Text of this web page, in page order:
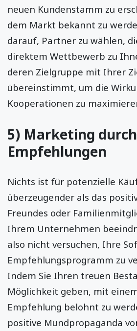
neuen Kundenstamm zu
dem Markt bekannt zu
darauf, Partner zu wählen,
direktem Wettbewerb zu
deren Zielgruppe mit Ihrer
übereinstimmt, um die
Kooperationen zu
5) Marketing durch
Empfehlungen
Nichts ist für potenzielle
überzeugender als das
Freundes oder
Ihrem Unternehmen
also nicht versuchen, Ihre
Empfehlungsprogramm zu
Indem Sie Ihren treuen
Möglichkeit geben, mit
Empfehlung belohnt zu
positive Mundpropaganda